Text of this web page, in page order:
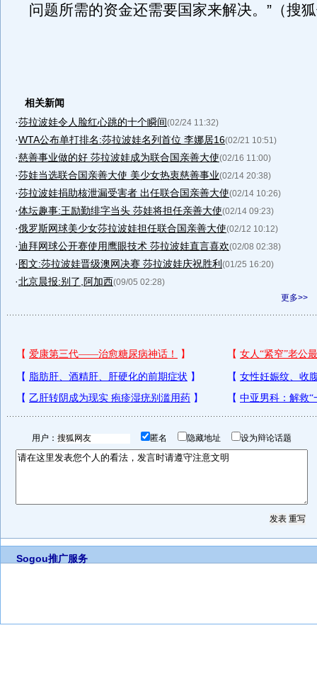
问题所需的资金还需要国家来解决。”（搜
相关新闻
·莎拉波娃令人脸红心跳的十个瞬间(02/24 11:32)
·WTA公布单打排名:莎拉波娃名列首位 李娜居16(02/21 10:51)
·慈善事业做的好 莎拉波娃成为联合国亲善大使(02/16 11:00)
·莎娃当选联合国亲善大使 美少女热衷慈善事业(02/14 20:38)
·莎拉波娃捐助核泄漏受害者 出任联合国亲善大使(02/14 10:26)
·体坛趣事:王励勤绯字当头 莎娃将担任亲善大使(02/14 09:23)
·俄罗斯网球美少女莎拉波娃担任联合国亲善大使(02/12 10:12)
·迪拜网球公开赛使用鹰眼技术 莎拉波娃直言喜欢(02/08 02:38)
·图文:莎拉波娃晋级澳网决赛 莎拉波娃庆祝胜利 (01/25 16:20)
·北京晨报:别了,阿加西(09/05 02:28)
更多>>
用户： 匿名 隐藏地址 设为辩论话题
Sogou推广服务